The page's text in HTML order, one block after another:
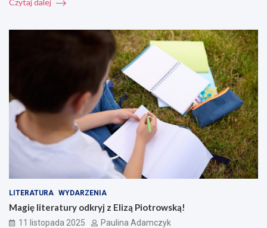
Czytaj dalej
LITERATURA WYDARZENIA
Magię literatury odkryj z Elizą Piotrowską!
11 listopada 2025 Paulina Adamczyk